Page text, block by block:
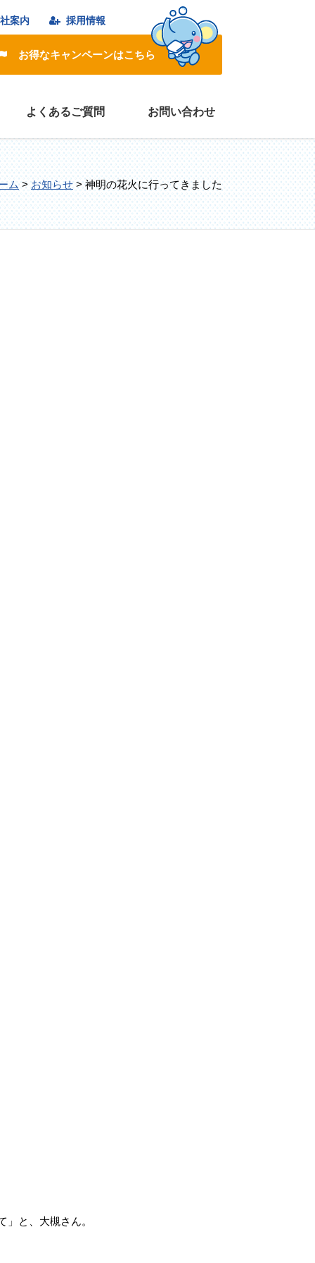
案内 採用情報
お得なキャンペーンはこちら
よくあるご質問 お問い合わせ
ム>お知らせ>神明の花火に行ってきました
と、大槻さん。